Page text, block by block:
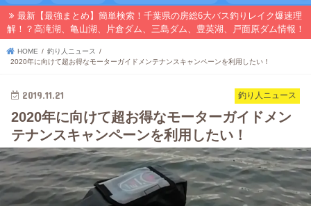
最新【最強まとめ】簡単検索！千葉県の房総6大バス釣りレイク爆速理
解！？高滝湖、亀山湖、片倉ダム、三島ダム、豊英湖、戸面原ダム情報！
HOME
釣り人ニュース
2020年に向けて超お得なモーターガイドメンテナンスキャンペーンを利用したい！
釣り人ニュース
2019.11.21
2020年に向けて超お得なモーターガイドメン
テナンスキャンペーンを利用したい！